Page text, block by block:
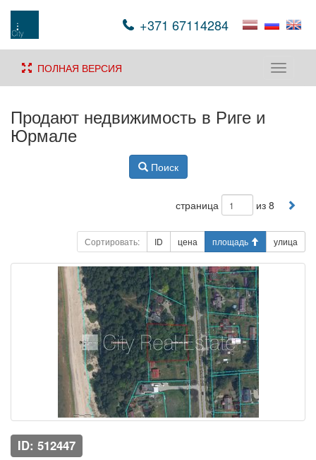
+371 67114284
Toggle
ПОЛНАЯ ВЕРСИЯ
Продают недвижимость в Риге и
Юрмале
Поиск
страница из 8
Сортировать: ID цена площадь улица
ID: 512447